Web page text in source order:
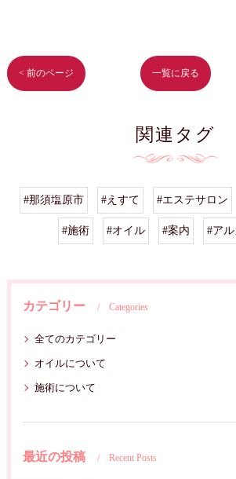
< 前のページ 一覧に戻る
関連タグ
#那須塩原市 #えすて #エステサロン
#施術 #オイル #案内 #ア
カテゴリー Categories
全てのカテゴリー
オイルについて
施術について
最近の投稿 Recent Posts